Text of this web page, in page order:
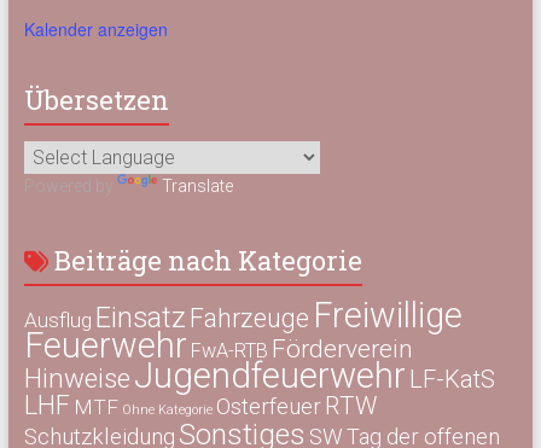
Kalender anzeigen
Übersetzen
Powered by Translate
Beiträge nach Kategorie
Ausflug Einsatz Fahrzeuge Freiwillige
Feuerwehr FwA-RTB Förderverein
HinweiseJugendfeuerwehr LF-KatS
LHF MTF Ohne Kategorie Osterfeuer RTW
SchutzkleidungSonstiges SWTag der offenen